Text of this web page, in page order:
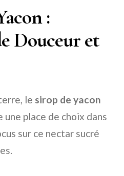
:
Douceur et
le sirop de yacon
place de choix dans
sur ce nectar sucré